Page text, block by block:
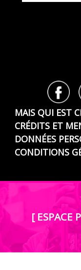
MAIS QUI EST
CRÉDITS ET
DONNÉES
CONDITIONS
[ ESPACE